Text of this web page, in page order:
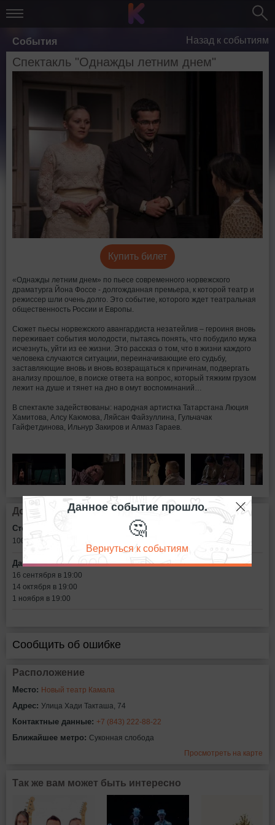
События Назад к событиям
Спектакль "Однажды летним днем"
Купить билет
«Однажды летним днем» по пьесе современного норвежского
драматурга Йона Фоссе - долгожданная премьера, к которой театр и
режиссер шли очень долго. Это событие, которого ждет театральная
общественность России и Европы.
Сюжет пьесы норвежского авангардиста незатейлив – героиня вновь
переживает события молодости, пытаясь понять, что побудило мужа
исчезнуть, уйти из ее жизни. Это рассказ о том, что в жизни каждого
человека случаются ситуации, переиначивающие его судьбу,
заставляющие вновь и вновь возвращаться к причинам, подвергать
анализу прошлое, в поиске ответа на вопрос, который тяжким грузом
лежит на душе и тянет на дно в омут воспоминаний…
В спектакле задействованы: народная артистка Татарстана Люция
Хамитова, Алсу Каюмова, Ляйсан Файзуллина, Гульчачак
Гайфетдинова, Ильнур Закиров и Алмаз Гараев.
Дополнительная информация
Стоимость билетов:
1000 - 1300 рублей
Дата:
16 сентября в 19:00
14 октября в 19:00
1 ноября в 19:00
Сообщить об ошибке
Расположение
Место: Новый театр Камала
Адрес: Улица Хади Такташа, 74
Контактные данные: +7 (843) 222-88-22
Ближайшее метро: Суконная слобода
Просмотреть на карте
Так же вам может быть интересно
Данное событие прошло.
🤔
Вернуться к событиям